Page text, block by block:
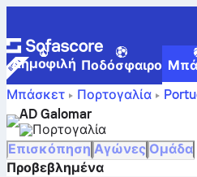
Δημοφιλή Ποδόσφαιρο
Μπάσκετ
Πορτογαλία
θέσεις, πρόγραμμα και
AD Galomar
Πορτογαλία
Επισκόπηση Αγώνες Ομάδα
Προβεβλημένα